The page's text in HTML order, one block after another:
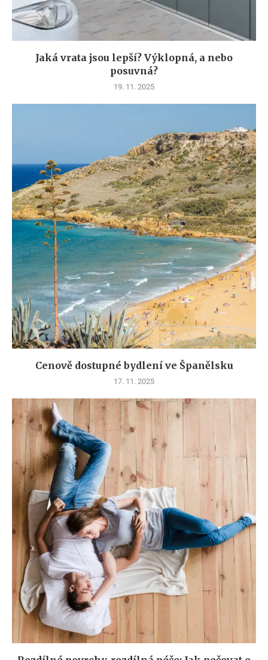
Jaká vrata jsou lepší? Výklopná, a nebo
posuvná?
19. 11. 2025
Cenově dostupné bydlení ve Španělsku
17. 11. 2025